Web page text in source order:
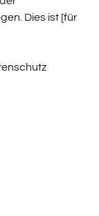
Dies ist [für